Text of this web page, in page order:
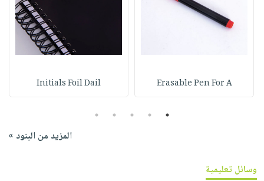
Erasable Pen For A
Initials Foil Dail
1
2
3
4
5
المزيد من البنود »
وسائل تعليمية